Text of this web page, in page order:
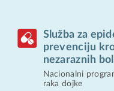
Služba za
prevenciju
nezaraznih
Nacionalni
raka dojke